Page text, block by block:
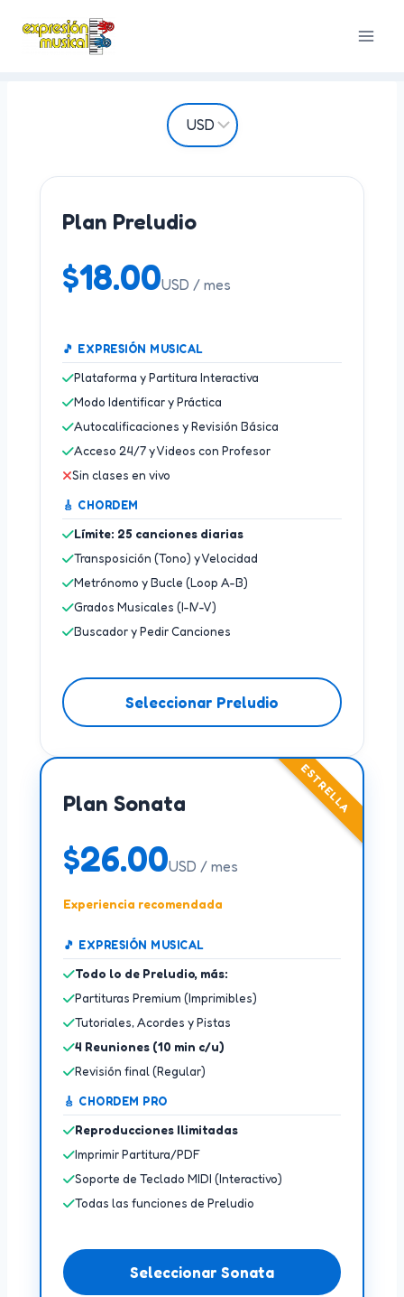
Plan Preludio
$18.00USD / mes
🎵 EXPRESIÓN MUSICAL
Plataforma y Partitura Interactiva
Modo Identificar y Práctica
Autocalificaciones y Revisión Básica
Acceso 24/7 y Videos con Profesor
Sin clases en vivo
🎸 CHORDEM
Límite: 25 canciones diarias
Transposición (Tono) y Velocidad
Metrónomo y Bucle (Loop A-B)
Grados Musicales (I-IV-V)
Buscador y Pedir Canciones
Seleccionar Preludio
ESTRELLA
Plan Sonata
$26.00USD / mes
Experiencia recomendada
🎵 EXPRESIÓN MUSICAL
Todo lo de Preludio, más:
Partituras Premium (Imprimibles)
Tutoriales, Acordes y Pistas
4 Reuniones (10 min c/u)
Revisión final (Regular)
🎸 CHORDEM PRO
Reproducciones Ilimitadas
Imprimir Partitura/PDF
Soporte de Teclado MIDI (Interactivo)
Todas las funciones de Preludio
Seleccionar Sonata